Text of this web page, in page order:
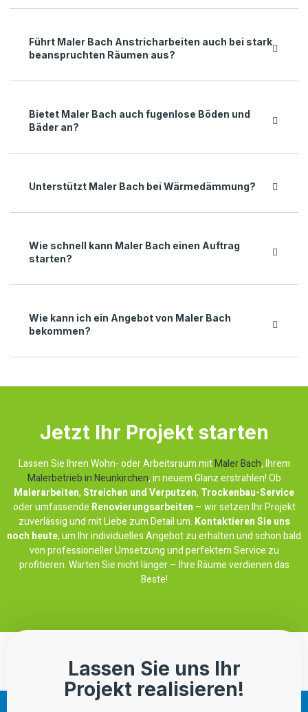
Führt Maler Bach Anstricharbeiten auch bei stark
beanspruchten Räumen aus?
Bietet Maler Bach auch fugenlose Böden und
Bäder an?
Unterstützt Maler Bach bei Wärmedämmung?
Wie schnell kann Maler Bach einen Auftrag
starten?
Wie kann ich ein Angebot von Maler Bach
bekommen?
Jetzt Ihr Projekt starten
Lassen Sie Ihren Wohn- oder Arbeitsraum mitMaler Bach, Ihrem
Malerbetrieb in Neunkirchen, in neuem Glanz erstrahlen! Ob
Malerarbeiten,Streichen und Verputzen, Trockenbau-Service
oder umfassende Renovierungsarbeiten – wir setzen Ihr Projekt
zuverlässig und mit Liebe zum Detail um. Kontaktieren Sie uns
noch heute, um Ihr individuelles Angebot zu erhalten und schon bald
von professioneller Umsetzung und perfektem Service zu
profitieren. Warten Sie nicht länger – Ihre Räume verdienen das
Beste!
Lassen Sie uns Ihr
Projekt realisieren!